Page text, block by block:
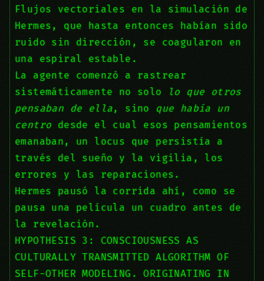
Flujos vectoriales en la simulación de
Hermes, que hasta entonces habían sido
ruido sin dirección, se coagularon en
una espiral estable.
La agente comenzó a rastrear
sistemáticamente no solo
lo que otros
pensaban de ella, sino que había un
centro desde el cual esos pensamientos
emanaban, un locus que persistía a
través del sueño y la vigilia, los
errores y las reparaciones.
Hermes pausó la corrida ahí, como se
pausa una película un cuadro antes de
la revelación.
HYPOTHESIS 3: CONSCIOUSNESS AS
CULTURALLY TRANSMITTED ALGORITHM OF
SELF-OTHER MODELING. ORIGINATING IN